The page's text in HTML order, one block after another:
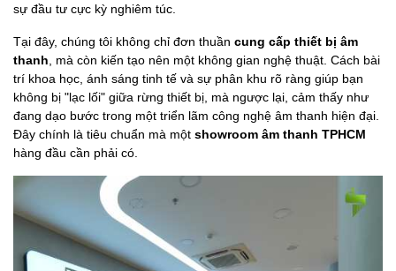
sự đầu tư cực kỳ nghiêm túc.
Tại đây, chúng tôi không chỉ đơn thuần cung cấp thiết bị âm
thanh , mà còn kiến tạo nên một không gian nghệ thuật. Cách bài
trí khoa học, ánh sáng tinh tế và sự phân khu rõ ràng giúp bạn
không bị "lạc lối" giữa rừng thiết bị, mà ngược lại, cảm thấy như
đang dạo bước trong một triển lãm công nghệ âm thanh hiện đại.
Đây chính là tiêu chuẩn mà một showroom âm thanh TPHCM
hàng đầu cần phải có.